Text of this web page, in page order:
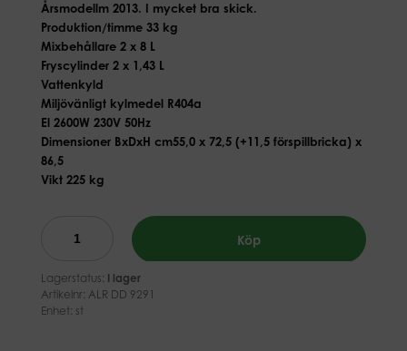
Årsmodellm 2013. I mycket bra skick.
Produktion/timme 33 kg
Mixbehållare 2 x 8 L
Fryscylinder 2 x 1,43 L
Vattenkyld
Miljövänligt kylmedel R404a
El 2600W 230V 50Hz
Dimensioner BxDxH cm55,0 x 72,5 (+11,5 förspillbricka) x
86,5
Vikt 225 kg
Köp
Lagerstatus: I lager
Artikelnr: ALR DD 9291
Enhet: st